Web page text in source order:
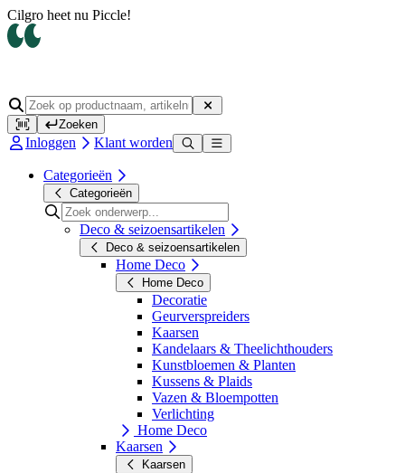
Op werkdagen voor 14.00 uur besteld, dezelfde dag verzonden
Zoeken
Inloggen Klant worden
Categorieën
Categorieën
Deco & seizoensartikelen
Deco & seizoensartikelen
Home Deco
Home Deco
Decoratie
Geurverspreiders
Kaarsen
Kandelaars & Theelichthouders
Kunstbloemen & Planten
Kussens & Plaids
Vazen & Bloempotten
Verlichting
Home Deco
Kaarsen
Kaarsen